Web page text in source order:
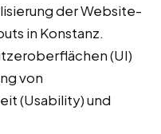
der Website-
in Konstanz.
(UI)
von
(Usability) und